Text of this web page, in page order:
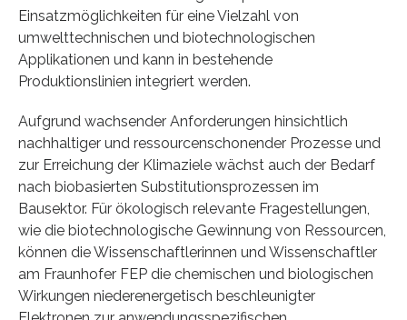
Einsatzmöglichkeiten für eine Vielzahl von
umwelttechnischen und biotechnologischen
Applikationen und kann in bestehende
Produktionslinien integriert werden.
Aufgrund wachsender Anforderungen hinsichtlich
nachhaltiger und ressourcenschonender Prozesse und
zur Erreichung der Klimaziele wächst auch der Bedarf
nach biobasierten Substitutionsprozessen im
Bausektor. Für ökologisch relevante Fragestellungen,
wie die biotechnologische Gewinnung von Ressourcen,
können die Wissenschaftlerinnen und Wissenschaftler
am Fraunhofer FEP die chemischen und biologischen
Wirkungen niederenergetisch beschleunigter